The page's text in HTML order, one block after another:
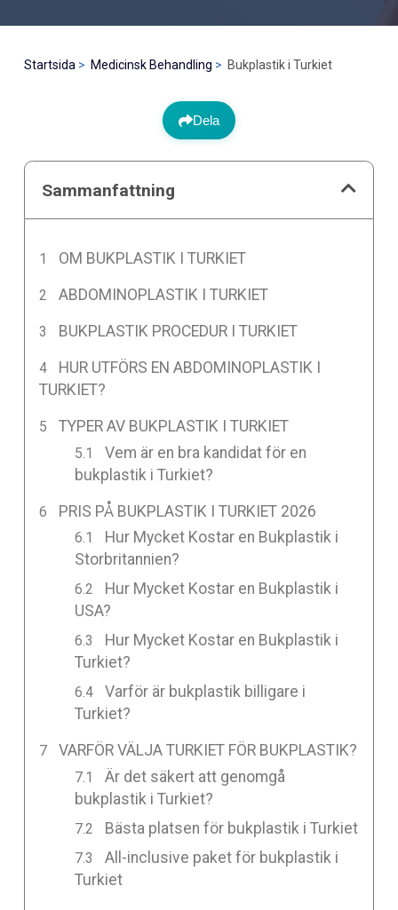
Startsida Medicinsk Behandling Bukplastik i Turkiet
Dela
Sammanfattning
OM BUKPLASTIK I TURKIET
ABDOMINOPLASTIK I TURKIET
BUKPLASTIK PROCEDUR I TURKIET
HUR UTFÖRS EN ABDOMINOPLASTIK I
TURKIET?
TYPER AV BUKPLASTIK I TURKIET
Vem är en bra kandidat för en
bukplastik i Turkiet?
PRIS PÅ BUKPLASTIK I TURKIET 2026
Hur Mycket Kostar en Bukplastik i
Storbritannien?
Hur Mycket Kostar en Bukplastik i
USA?
Hur Mycket Kostar en Bukplastik i
Turkiet?
Varför är bukplastik billigare i
Turkiet?
VARFÖR VÄLJA TURKIET FÖR BUKPLASTIK?
Är det säkert att genomgå
bukplastik i Turkiet?
Bästa platsen för bukplastik i Turkiet
All-inclusive paket för bukplastik i
Turkiet